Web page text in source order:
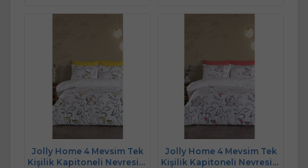
Jolly Home 4 Mevsim Tek
Kişilik Kapitoneli Nevresim
Jolly Home 4 Mevsim Tek
Kişilik Kapitoneli Nevresim